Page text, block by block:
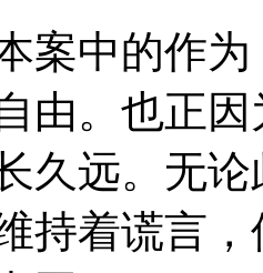
案中的作
由。也正
久远。无
持着谎言